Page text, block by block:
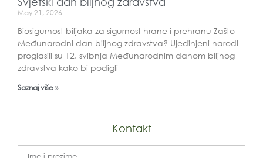
May 21, 2026
Biosigurnost biljaka za sigurnost hrane i prehranu Zašto
Međunarodni dan biljnog zdravstva? Ujedinjeni narodi
proglasili su 12. svibnja Međunarodnim danom biljnog
zdravstva kako bi podigli
Saznaj više »
Kontakt